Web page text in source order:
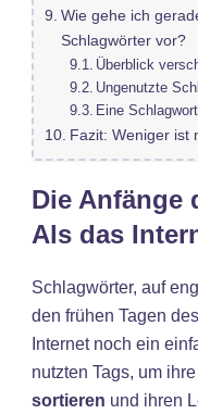
Wie gehe ich
Schlagwörter vor?
Überblick
Ungenutzte
Eine
Fazit: Weniger ist
Die Anfänge
Als das
Schlagwörter, auf
den frühen Tagen
Internet noch ein
nutzten Tags, um
sortieren und ihren